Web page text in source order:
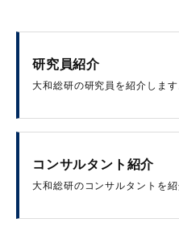
研究員紹介
大和総研の研究員を紹介します
コンサルタント紹介
大和総研のコンサルタントを紹